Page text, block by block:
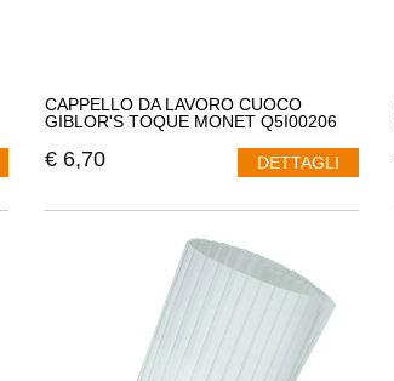
CAPPELLO DA LAVORO CUOCO
GIBLOR'S TOQUE MONET Q5I00206
€ 6,70 DETTAGLI